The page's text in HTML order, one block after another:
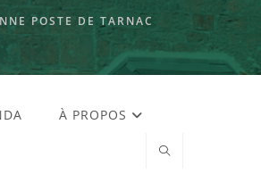
POSTE DE TARNAC
À PROPOS